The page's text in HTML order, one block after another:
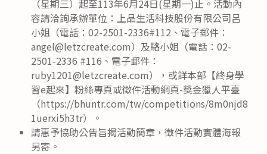
（星期三）起至113年6月24日(星期一)止。活動內
容請洽詢承辦單位：上品生活科技股份有限公司呂
小姐（電話：02-2501-2336#112、電子郵件：
angel@letzcreate.com）及駱小姐（電話：02-
2501-2336 #116、電子郵件：
ruby1201@letzcreate.com），或詳本部【終身學
習e起來】粉絲專頁或徵件活動網頁-獎金獵人平臺
（https://bhuntr.com/tw/competitions/8m0njd8
1uerxi5h3tr）。
請惠予協助公告旨揭活動簡章，徵件活動實體海報
另寄。